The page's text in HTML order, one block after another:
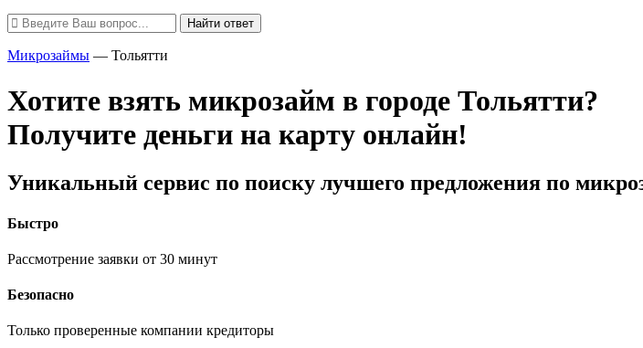
Найти ответ
Микрозаймы — Тольятти
Хотите взять микрозайм в городе Тольятти?
Получите деньги на карту онлайн!
Уникальный сервис по поиску лучшего предложения по
Быстро
Рассмотрение заявки от 30 минут
Безопасно
Только проверенные компании кредиторы